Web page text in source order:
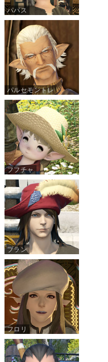
パパス
パルセモントレ
フフチャ
ブラン
フロリ